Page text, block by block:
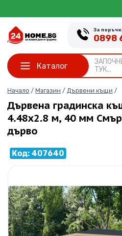
to
content
Летни
Каталог
ТУК...
За
0898
Дървена градинска
4.48х2.8 м, 40 мм
дърво
Начало / Магазин / Дървени къщи /
Код: 407640